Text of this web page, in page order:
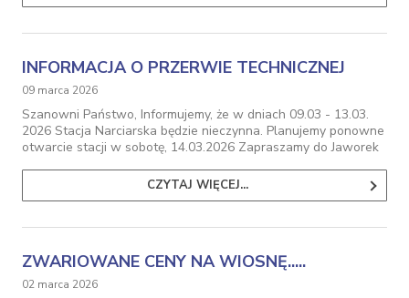
INFORMACJA O PRZERWIE TECHNICZNEJ
09 marca 2026
Szanowni Państwo, Informujemy, że w dniach 09.03 - 13.03.
2026 Stacja Narciarska będzie nieczynna. Planujemy ponowne
otwarcie stacji w sobotę, 14.03.2026 Zapraszamy do Jaworek
CZYTAJ WIĘCEJ...
ZWARIOWANE CENY NA WIOSNĘ.....
02 marca 2026